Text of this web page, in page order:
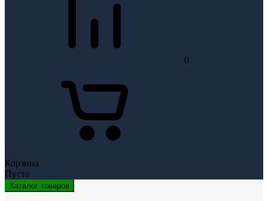
0
Корзина
Пуста
Каталог товаров